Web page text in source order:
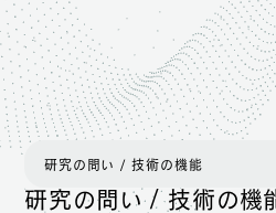
研究の問い / 技術の機能
研究の問い / 技術の機